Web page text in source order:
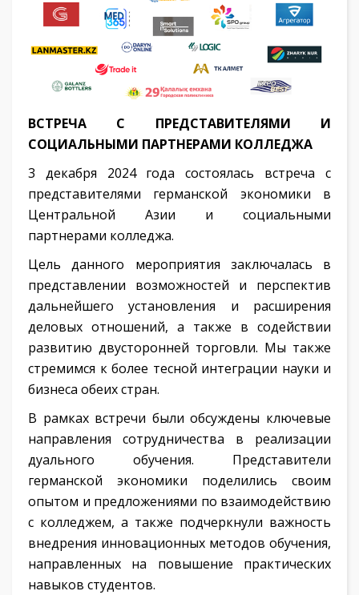
ВСТРЕЧА С ПРЕДСТАВИТЕЛЯМИ И
СОЦИАЛЬНЫМИ ПАРТНЕРАМИ КОЛЛЕДЖА
3 декабря 2024 года состоялась встреча с
представителями германской экономики в
Центральной Азии и социальными
партнерами колледжа.
Цель данного мероприятия заключалась в
представлении возможностей и перспектив
дальнейшего установления и расширения
деловых отношений, а также в содействии
развитию двусторонней торговли. Мы также
стремимся к более тесной интеграции науки и
бизнеса обеих стран.
В рамках встречи были обсуждены ключевые
направления сотрудничества в реализации
дуального обучения. Представители
германской экономики поделились своим
опытом и предложениями по взаимодействию
с колледжем, а также подчеркнули важность
внедрения инновационных методов обучения,
направленных на повышение практических
навыков студентов.